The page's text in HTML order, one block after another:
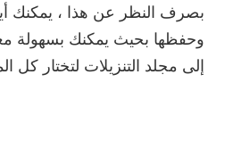
بصرف النظر عن هذا ، يمكنك
وحفظها بحيث يمكنك بسهولة
إلى مجلد التنزيلات لتختار كل